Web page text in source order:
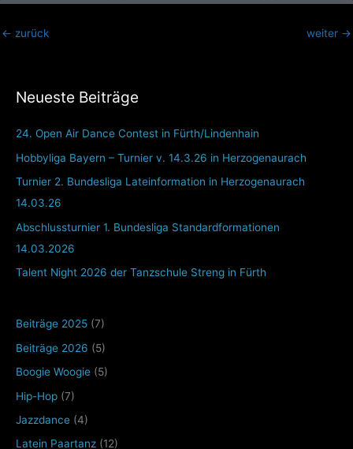
Neueste Beiträge
24. Open Air Dance Contest in Fürth/Lindenhain
Hobbyliga Bayern – Turnier v. 14.3.26 in Herzogenaurach
Turnier 2. Bundesliga Lateinformation in Herzogenaurach
14.03.26
Abschlussturnier 1. Bundesliga Standardformationen
14.03.2026
Talent Night 2026 der Tanzschule Streng in Fürth
Beiträge 2025 (7)
Beiträge 2026 (5)
Boogie Woogie (5)
Hip-Hop (7)
Jazzdance (4)
Latein Paartanz (12)
← zurück weiter →